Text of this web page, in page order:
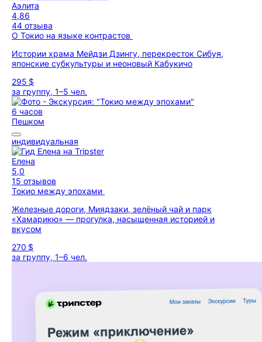
Аэлита
4,86
44 отзыва
О Токио на языке контрастов
Истории храма Мейдзи Дзингу, перекресток Сибуя,
японские субкультуры и неоновый Кабукичо
295 $
за группу, 1–5 чел.
6 часов
Пешком
индивидуальная
Елена
5,0
15 отзывов
Токио между эпохами
Железные дороги, Миядзаки, зелёный чай и парк
«Хамарикю» — прогулка, насыщенная историей и
вкусом
270 $
за группу, 1–6 чел.